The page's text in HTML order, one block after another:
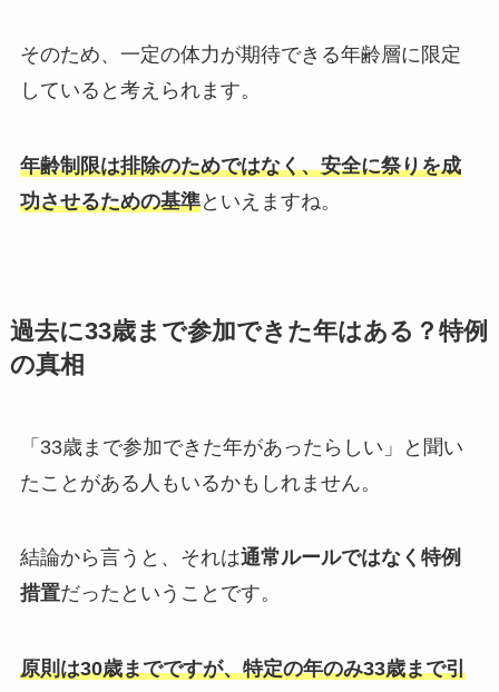
そのため、一定の体力が期待できる年齢層に限定
していると考えられます。
年齢制限は排除のためではなく、安全に祭りを成
功させるための基準といえますね。
過去に33歳まで参加できた年はある？特例
の真相
「33歳まで参加できた年があったらしい」と聞い
たことがある人もいるかもしれません。
結論から言うと、それは通常ルールではなく特例
措置だったということです。
原則は30歳までですが、特定の年のみ33歳まで引